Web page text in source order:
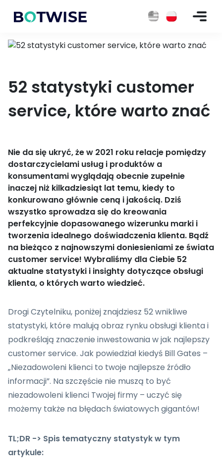
52 statystyki customer
service, które warto znać
Nie da się ukryć, że w 2021 roku relacje pomiędzy
dostarczycielami usług i produktów a
konsumentami wyglądają obecnie zupełnie
inaczej niż kilkadziesiąt lat temu, kiedy to
konkurowano głównie ceną i jakością. Dziś
wszystko sprowadza się do kreowania
perfekcyjnie dopasowanego wizerunku marki i
tworzenia idealnego doświadczenia klienta. Bądź
na bieżąco z najnowszymi doniesieniami ze świata
customer service! Wybraliśmy dla Ciebie 52
aktualne statystyki i insighty dotyczące obsługi
klienta, o których warto wiedzieć.
Drogi Czytelniku, poniżej znajdziesz 52 wnikliwe
statystyki, które malują obraz rynku obsługi klienta i
podkreślają znaczenie inwestowania w jak najlepszy
customer service. Jak powiedział kiedyś Bill Gates –
„Niezadowoleni klienci to twoje najlepsze źródło
informacji”. Na szczęście nie muszą to być
niezadowoleni klienci Twojej firmy – uczyć się
możemy także na błędach światowych gigantów!
TL;DR -> Spis tematyczny statystyk w tym
artykule: